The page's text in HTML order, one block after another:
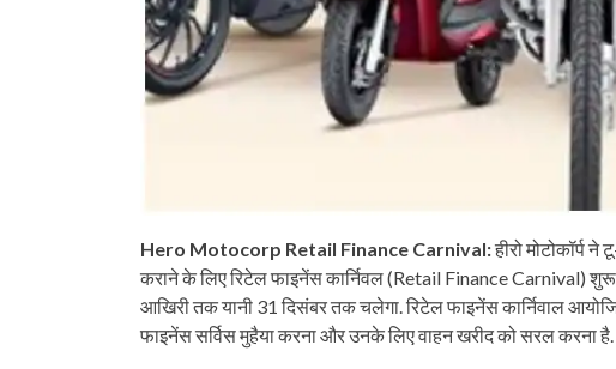
Hero Motocorp Retail Finance Carnival:हीरो मोटोकॉर्प
कराने के लिए रिटेल फाइनेंस कार्निवल (Retail Finance Carnival) शुरू
आखिरी तक यानी 31 दिसंबर तक चलेगा. रिटेल फाइनेंस कार्निवाल
फाइनेंस सर्विस मुहैया करना और उनके लिए वाहन खरीद को सरल करना है.